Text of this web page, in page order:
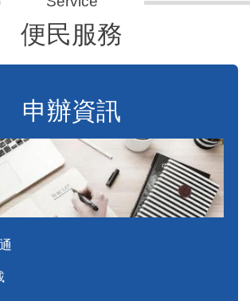
便民服務
申辦資訊